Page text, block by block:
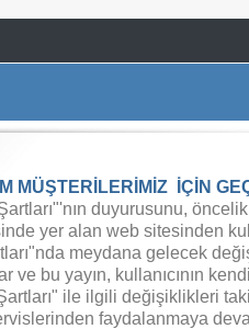
MÜŞTERİLERİMİZ İÇİN
duyurusunu,
yer alan web sitesinden
meydana gelecek
ve bu yayın, kullanıcının
ile ilgili değişiklikleri
faydalanmaya